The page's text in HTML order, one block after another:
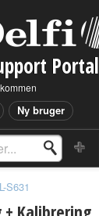
Portal
Ny bruger
S631